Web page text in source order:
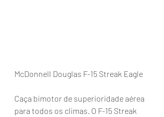
McDonnell Douglas F-15 Streak Eagle
Caça bimotor de superioridade aérea
para todos os climas. O F-15 Streak